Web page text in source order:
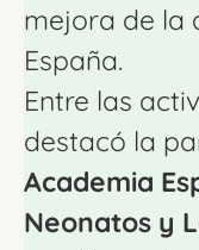
mejora de la
España.
Entre las
destacó la
Academia
Neonatos y